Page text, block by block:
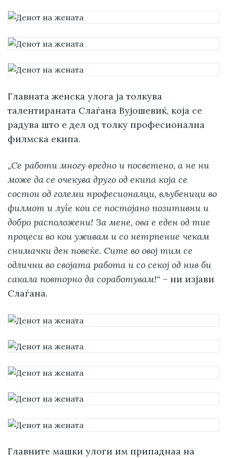
Главната женска улога ја толкува
талентираната Слаѓана Вујошевиќ, која се
радува што е дел од толку професионaлна
филмска екипа.
„Се работи многу вредно и посветено, а не ни
може да се очекува друго од екипа која се
состои од големи професионалци, вљубеници во
филмот и луѓе кои се постојано позитивни и
добро расположени! За мене, ова е еден од тие
процеси во кои уживам и со нетрпение чекам
снимачки ден повеќе. Сите во овој тим се
одлични во својата работа и со секој од нив би
сакала повторно да соработувам!“ – ни изјави
Слаѓана.
Главните машки улоги им припаднаа на